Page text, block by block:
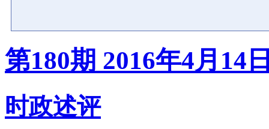
第180期 2016年4月14
时政述评